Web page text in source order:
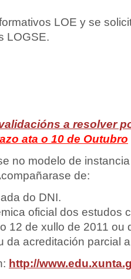
LOE y se
LOGSE.
a resolver
ata o 10 de Outubro
no modelo de
de:
do DNI.
oficial dos estudos
12 de xullo de 2011 ou
da acreditación parcial
http://